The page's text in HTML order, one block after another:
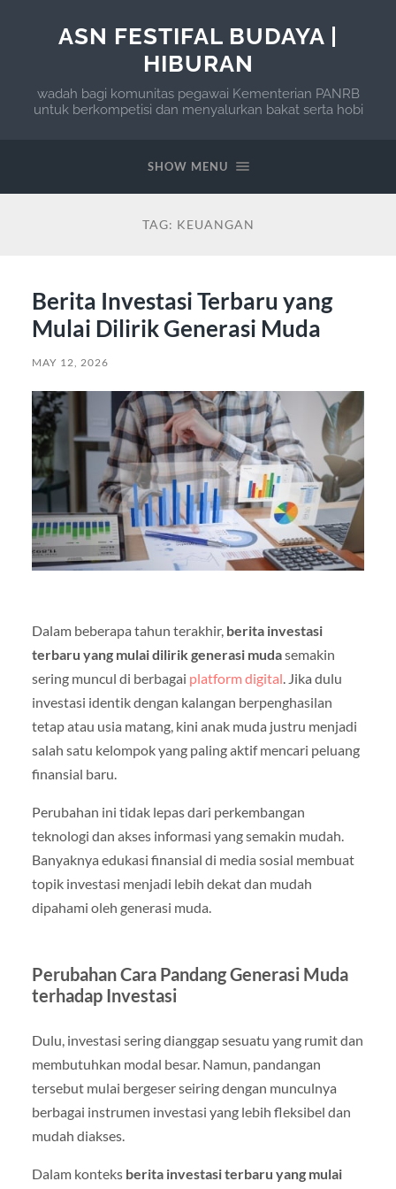
ASN FESTIFAL BUDAYA |
HIBURAN
wadah bagi komunitas pegawai Kementerian PANRB
untuk berkompetisi dan menyalurkan bakat serta hobi
SHOW MENU
TAG: KEUANGAN
Berita Investasi Terbaru yang
Mulai Dilirik Generasi Muda
MAY 12, 2026
Dalam beberapa tahun terakhir, berita investasi
terbaru yang mulai dilirik generasi mudasemakin
sering muncul di berbagai platform digital . Jika dulu
investasi identik dengan kalangan berpenghasilan
tetap atau usia matang, kini anak muda justru menjadi
salah satu kelompok yang paling aktif mencari peluang
finansial baru.
Perubahan ini tidak lepas dari perkembangan
teknologi dan akses informasi yang semakin mudah.
Banyaknya edukasi finansial di media sosial membuat
topik investasi menjadi lebih dekat dan mudah
dipahami oleh generasi muda.
Perubahan Cara Pandang Generasi Muda
terhadap Investasi
Dulu, investasi sering dianggap sesuatu yang rumit dan
membutuhkan modal besar. Namun, pandangan
tersebut mulai bergeser seiring dengan munculnya
berbagai instrumen investasi yang lebih fleksibel dan
mudah diakses.
Dalam konteks berita investasi terbaru yang mulai